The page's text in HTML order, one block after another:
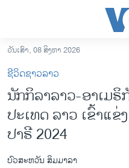
ເຂົ້າ
ຫາ
ຂ້າມ
ຂ້າມ
ຂ້າມ
ໄປ
ຫາ
ຊອກ
ລາວ
ອາເມຣິກາ
ການເລືອກຕັ້ງ ປະທານາທີບໍດີ ສະ
ວັນເສົາ, 08 ສິງຫາ 2026
ຊີວິດຊາວລາວ
ນັກກິລາລາວ-ອາເມ
ປະເທດ ລາວ ເຂົ້າແ
ປາຣີ 2024
​ບົວ​ສະ​ຫວັນ ​ສິມ​ມາ​ລາ